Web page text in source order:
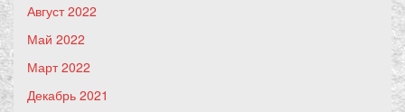
Август 2022
Май 2022
Март 2022
Декабрь 2021